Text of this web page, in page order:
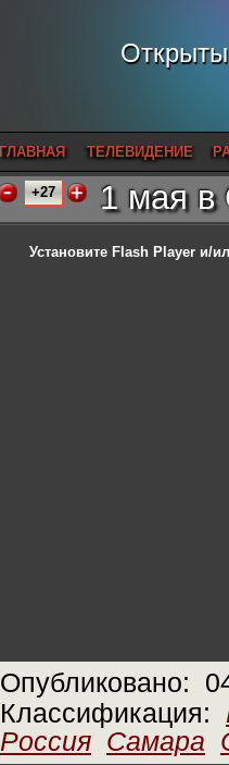
ГЛАВНАЯ ТЕЛЕВИДЕНИЕ
+27 1 мая в
Установите Flash Player и/
Опубликовано:
Классификация:
Россия Самара